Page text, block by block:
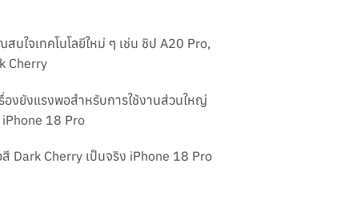
นใจเทคโนโลยีใหม่ ๆ เช่น ชิป A20 Pro,
Cherry
องยังแรงพอสำหรับการใช้งานส่วนใหญ่
iPhone 18 Pro
Dark Cherry เป็นจริง iPhone 18 Pro